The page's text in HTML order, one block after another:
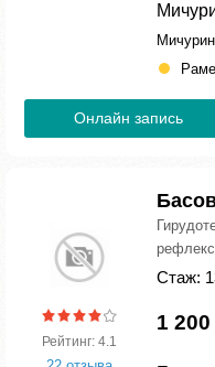
Онлайн запись
Рейтинг: 4.1
Стаж:
1